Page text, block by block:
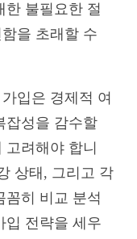
한 불필요한 절
을 초래할 수
입은 경제적 여
잡성을 감수할
려해야 합니
상태, 그리고 각
꼼히 비교 분석
입 전략을 세우